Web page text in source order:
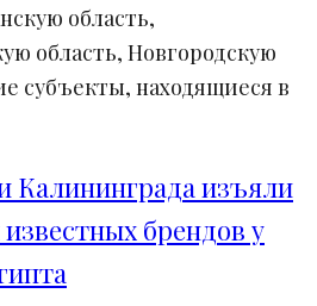
область,
область, Новгородскую
субъекты, находящиеся в
Калининграда изъяли
известных брендов у